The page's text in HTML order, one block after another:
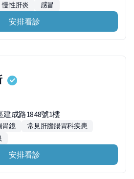
慢性肝炎 感冒
安排看診
建成路1848號1樓
胃鏡
常見肝膽腸胃科疾患
安排看診